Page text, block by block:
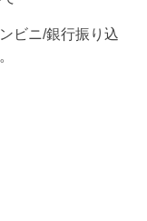
ビニ/銀行振り込